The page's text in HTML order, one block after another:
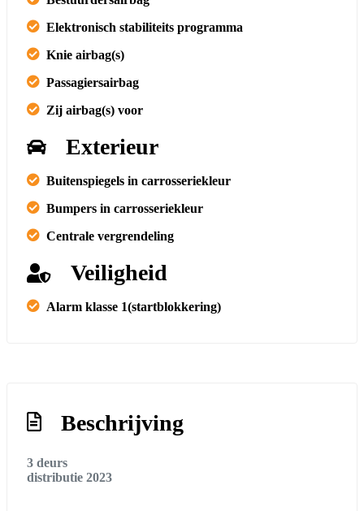
Elektronisch stabiliteits programma
Knie airbag(s)
Passagiersairbag
Zij airbag(s) voor
Exterieur
Buitenspiegels in carrosseriekleur
Bumpers in carrosseriekleur
Centrale vergrendeling
Veiligheid
Alarm klasse 1(startblokkering)
Beschrijving
3 deurs
distributie 2023